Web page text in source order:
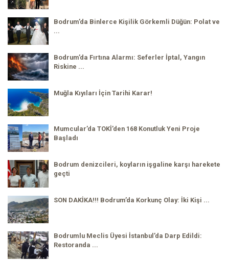
Bodrum’da Binlerce Kişilik Görkemli Düğün: Polat ve
...
Bodrum’da Fırtına Alarmı: Seferler İptal, Yangın
Riskine ...
Muğla Kıyıları İçin Tarihi Karar!
Mumcular’da TOKİ’den 168 Konutluk Yeni Proje
Başladı
Bodrum denizcileri, koyların işgaline karşı harekete
geçti
SON DAKİKA!!! Bodrum’da Korkunç Olay: İki Kişi ...
Bodrumlu Meclis Üyesi İstanbul’da Darp Edildi:
Restoranda ...